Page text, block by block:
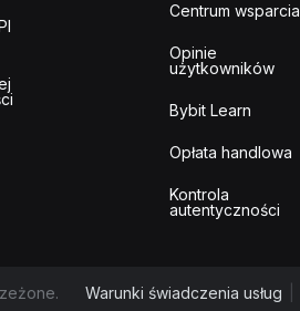
Centrum wsparcia
Opinie
użytkowników
Bybit Learn
Opłata handlowa
Kontrola
autentyczności
Warunki świadczenia usług